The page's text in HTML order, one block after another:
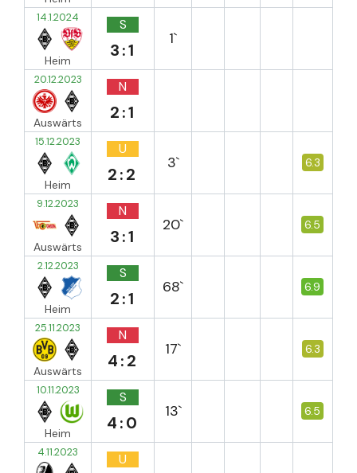
14.1.2024
Heim
S
3:1
1`
20.12.2023
Auswärts
N
2:1
15.12.2023
Heim
U
2:2
3` 6.3
9.12.2023
Auswärts
N
3:1
20` 6.5
2.12.2023
Heim
S
2:1
68` 6.9
25.11.2023
Auswärts
N
4:2
17` 6.3
10.11.2023
Heim
S
4:0
13` 6.5
4.11.2023 U